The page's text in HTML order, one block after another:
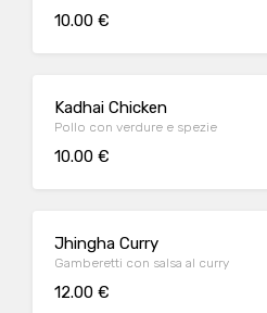
10.00 €
Kadhai Chicken
Pollo con verdure e spezie
10.00 €
Jhingha Curry
Gamberetti con salsa al curry
12.00 €